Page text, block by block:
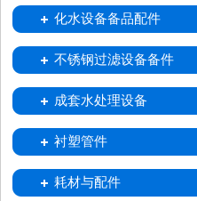
化水设备备品配件
喷射器
不锈钢移动式树脂小车
树脂捕捉器
酸雾吸收器
不锈钢过滤设备备件
中排装置
不锈钢滤水帽
不锈钢滤元
成套水处理设备
衬塑管件
耗材与配件